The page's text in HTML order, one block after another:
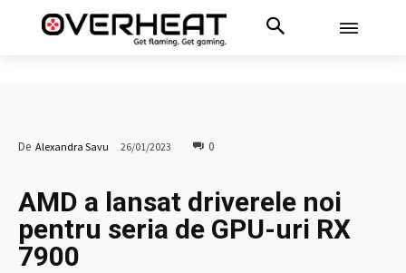
De Alexandra Savu 26/01/2023 0
AMD a lansat driverele noi
pentru seria de GPU-uri RX
7900